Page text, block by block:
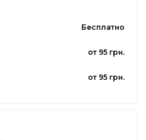
Бесплатно
от 95 грн.
от 95 грн.